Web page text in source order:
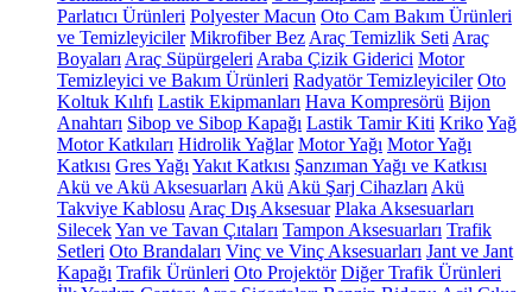
Parlatıcı Ürünleri Polyester Macun Oto Cam Bakım Ürünleri
ve Temizleyiciler Mikrofiber Bez Araç Temizlik Seti Araç
Boyaları Araç Süpürgeleri Araba Çizik Giderici Motor
Temizleyici ve Bakım Ürünleri Radyatör Temizleyiciler Oto
Koltuk Kılıfı Lastik Ekipmanları Hava Kompresörü Bijon
Anahtarı Sibop ve Sibop Kapağı Lastik Tamir Kiti KrikoYağ
Motor Katkıları Hidrolik Yağlar Motor Yağı Motor Yağı
Katkısı Gres Yağı Yakıt Katkısı Şanzıman Yağı ve Katkısı
Akü ve Akü Aksesuarları Akü Akü Şarj Cihazları Akü
Takviye Kablosu Araç Dış Aksesuar Plaka Aksesuarları
SilecekYan ve Tavan Çıtaları Tampon Aksesuarları Trafik
Setleri Oto Brandaları Vinç ve Vinç Aksesuarları Jant ve Jant
Kapağı Trafik Ürünleri Oto Projektör Diğer Trafik Ürünleri